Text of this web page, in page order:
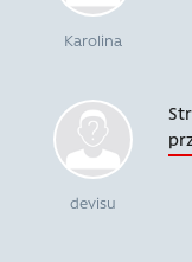
Karolina
devisu